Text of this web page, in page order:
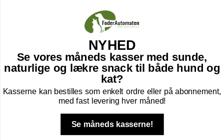
Halsbånd, sele, line & tegn
Kattebakker & tilbehør
Højtider kat
Foder til Gnavere
Godbidder
Legetøj
Transport Af Gnavere
Seler og Liner til gnavere
Bure til Gnavere
Tilbehør til bur
Bund til Bur
Højtider gnaver
NYHED
Se vores måneds kasser med sunde,
naturlige og lækre snack til både hund og
kat?
Kasserne kan bestilles som enkelt ordre eller på abonnement,
med fast levering hver måned!
Se måneds kasserne!